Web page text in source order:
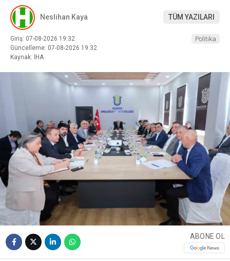
Neslihan Kaya TÜM YAZILARI
Giriş: 07-08-2026 19:32
Güncelleme: 07-08-2026 19:32
Kaynak: İHA
Politika
ABONE OL